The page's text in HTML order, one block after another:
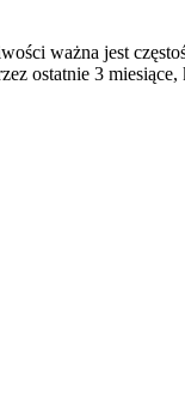
ważna jest
ostatnie 3